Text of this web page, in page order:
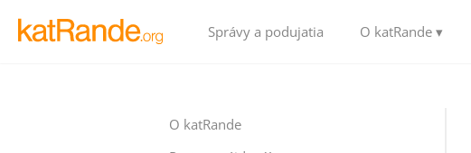
Správy a podujatia O katRande ▾
O katRande